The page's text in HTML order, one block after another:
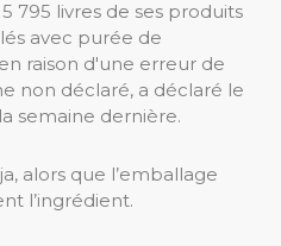
795 livres de ses produits
avec purée de
raison d'une erreur de
non déclaré, a déclaré le
semaine dernière.
alors que l’emballage
l’ingrédient.